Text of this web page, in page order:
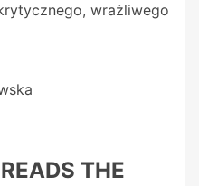
wrażliwego
THE